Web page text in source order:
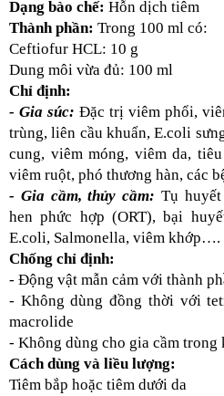
Dạng bào chế: Hỗn dịch tiêm
Thành phần: Trong 100 ml có:
Ceftiofur HCL: 10 g
Dung môi vừa đủ: 100 ml
Chỉ định:
- Gia súc: Đặc trị viêm phổi,
trùng, liên cầu khuẩn, E.coli
cung, viêm móng, viêm da,
viêm ruột, phó thương hàn, các
- Gia cầm, thủy cầm: Tụ
hen phức hợp (ORT), bại
E.coli, Salmonella, viêm khớp….
Chống chỉ định:
- Động vật mẫn cảm với thành
- Không dùng đồng thời với
macrolide
- Không dùng cho gia cầm trong
Cách dùng và liều lượng:
Tiêm bắp hoặc tiêm dưới da